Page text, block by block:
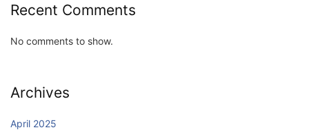
Recent Comments
No comments to show.
Archives
April 2025